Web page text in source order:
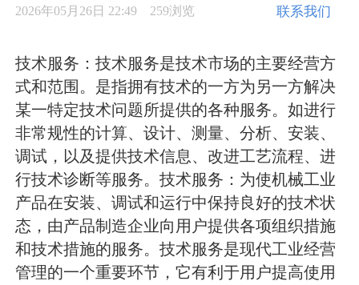
2026年05月26日 22:49 259浏览 联系我们
技术服务：技术服务是技术市场的主要经营方
式和范围。是指拥有技术的一方为另一方解决
某一特定技术问题所提供的各种服务。如进行
非常规性的计算、设计、测量、分析、安装、
调试，以及提供技术信息、改进工艺流程、进
行技术诊断等服务。技术服务：为使机械工业
产品在安装、调试和运行中保持良好的技术状
态，由产品制造企业向用户提供各项组织措施
和技术措施的服务。技术服务是现代工业经营
管理的一个重要环节，它有利于用户提高使用